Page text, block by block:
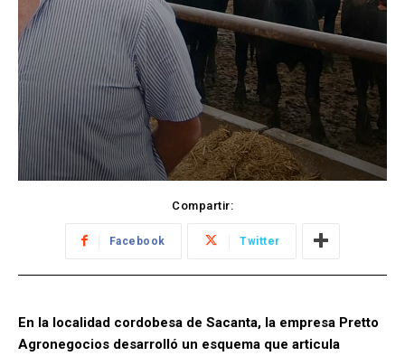
Compartir:
Facebook Twitter
En la localidad cordobesa de Sacanta, la empresa Pretto
Agronegocios desarrolló un esquema que articula